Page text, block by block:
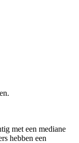
met een mediane
hebben een